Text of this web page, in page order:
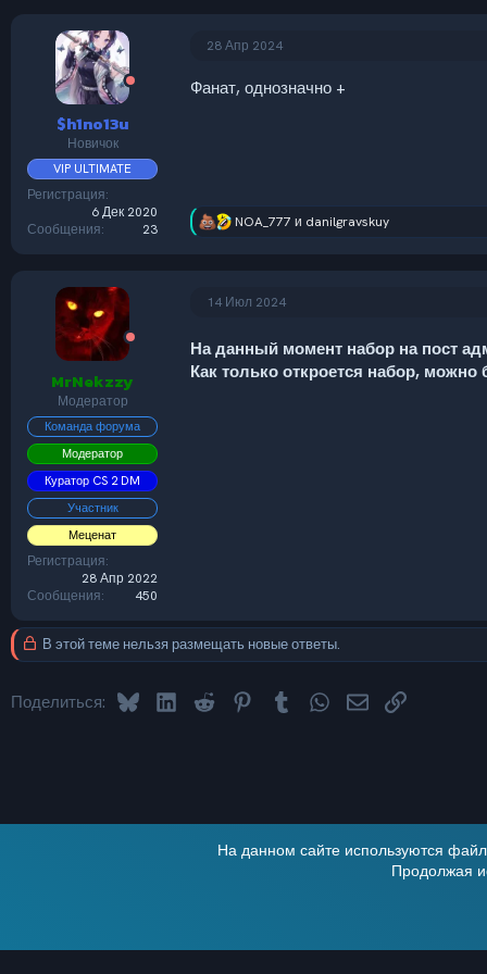
:
$h1no13u
Новичок
VIP ULTIMATE
Регистрация
6 Дек 2020
Сообщения
23
28 Апр 2024
Фанат, однозначно +
Р
:
NOA_777 и danilgravskuy
MrNekzzy
Модератор
Команда форума
Модератор
Куратор CS 2 DM
Участник
Меценат
Регистрация
28 Апр 2022
Сообщения
450
14 Июл 2024
На данный момент набор на пост
Как только откроется набор, можно
В этой теме нельзя размещать новые ответы.
Поделиться: BlueskyLinkedInReddit PinterestTumblrWhatsAppЭлектронная
Ссылка
На данном сайте используются
Продолжая